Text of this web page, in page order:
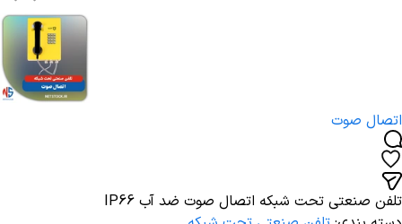
اتصال صوت
تلفن صنعتی تحت شبکه اتصال صوت ضد آب IP66